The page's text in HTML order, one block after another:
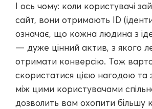
І ось чому: коли користувачі
сайт, вони отримають ID
означає, що кожна людина з
— дуже цінний актив, з якого
отримати конверсію. Тож
скористатися цією нагодою та
між цими користувачами
дозволить вам охопити більшу